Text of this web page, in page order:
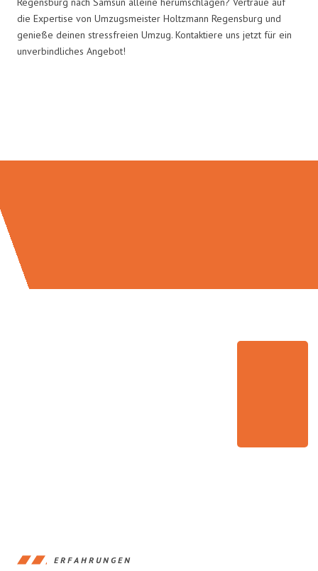
die Expertise von Umzugsmeister Holtzmann Regensburg und
genieße deinen stressfreien Umzug. Kontaktiere uns jetzt für ein
unverbindliches Angebot!
ERFAHRUNGEN